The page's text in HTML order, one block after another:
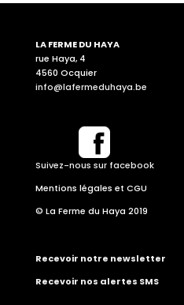
LA FERME DU HAYA
rue Haya, 4
4560 Ocquier
info@lafermeduhaya.be
Suivez-nous sur facebook
Mentions légales et CGU
© La Ferme du Haya 2019
Recevoir notre newsletter
Recevoir nos alertes SMS